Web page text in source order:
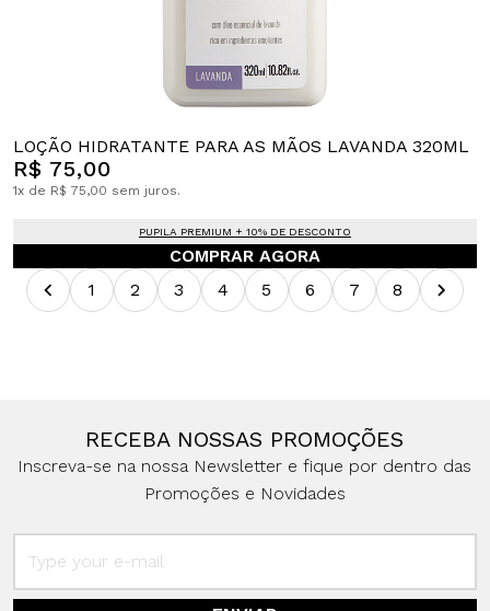
LOÇÃO HIDRATANTE PARA AS MÃOS LAVANDA 320ML
R$ 75,00
1x de R$ 75,00 sem juros.
PUPILA PREMIUM + 10% DE DESCONTO
COMPRAR AGORA
1
2 3 4 5 6 7 8
RECEBA NOSSAS PROMOÇÕES
Inscreva-se na nossa Newsletter e fique por dentro das
Promoções e Novidades